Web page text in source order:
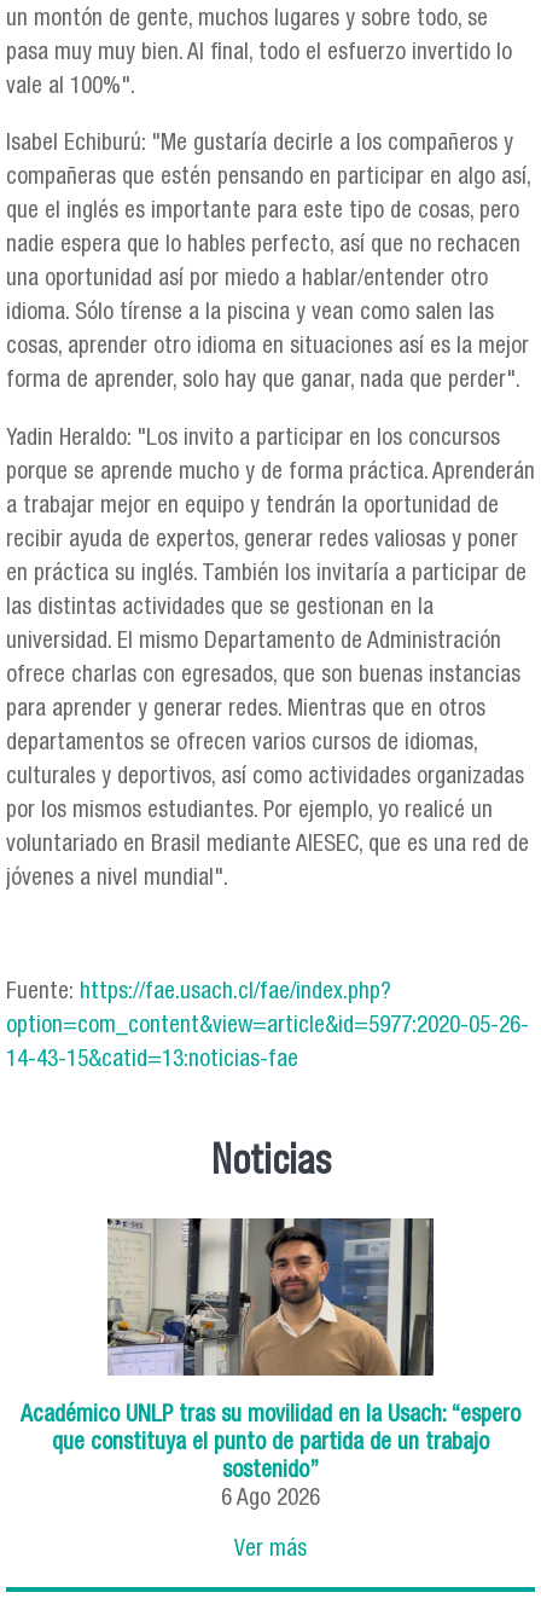
un montón de gente, muchos lugares y sobre todo, se
pasa muy muy bien. Al final, todo el esfuerzo invertido lo
vale al 100%".
Isabel Echiburú: "Me gustaría decirle a los compañeros y
compañeras que estén pensando en participar en algo así,
que el inglés es importante para este tipo de cosas, pero
nadie espera que lo hables perfecto, así que no rechacen
una oportunidad así por miedo a hablar/entender otro
idioma. Sólo tírense a la piscina y vean como salen las
cosas, aprender otro idioma en situaciones así es la mejor
forma de aprender, solo hay que ganar, nada que perder".
Yadin Heraldo: "Los invito a participar en los concursos
porque se aprende mucho y de forma práctica. Aprenderán
a trabajar mejor en equipo y tendrán la oportunidad de
recibir ayuda de expertos, generar redes valiosas y poner
en práctica su inglés. También los invitaría a participar de
las distintas actividades que se gestionan en la
universidad. El mismo Departamento de Administración
ofrece charlas con egresados, que son buenas instancias
para aprender y generar redes. Mientras que en otros
departamentos se ofrecen varios cursos de idiomas,
culturales y deportivos, así como actividades organizadas
por los mismos estudiantes. Por ejemplo, yo realicé un
voluntariado en Brasil mediante AIESEC, que es una red de
jóvenes a nivel mundial".
Fuente: https://fae.usach.cl/fae/index.php?
option=com_content&view=article&id=5977:2020-05-26-
14-43-15&catid=13:noticias-fae
Noticias
Académico UNLP tras su movilidad en la Usach: “espero
que constituya el punto de partida de un trabajo
sostenido”
6 Ago 2026
Ver más